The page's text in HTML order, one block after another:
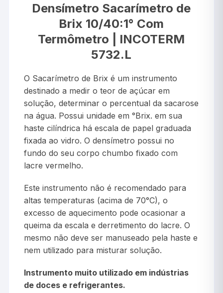
Densímetro Sacarímetro de
Brix 10/40:1° Com
Termômetro | INCOTERM
5732.L
O Sacarímetro de Brix é um instrumento
destinado a medir o teor de açúcar em
solução, determinar o percentual da sacarose
na água. Possui unidade em °Brix. em sua
haste cilíndrica há escala de papel graduada
fixada ao vidro. O densímetro possui no
fundo do seu corpo chumbo fixado com
lacre vermelho.
Este instrumento não é recomendado para
altas temperaturas (acima de 70°C), o
excesso de aquecimento pode ocasionar a
queima da escala e derretimento do lacre. O
mesmo não deve ser manuseado pela haste e
nem utilizado para misturar solução.
Instrumento muito utilizado em indústrias
de doces e refrigerantes.